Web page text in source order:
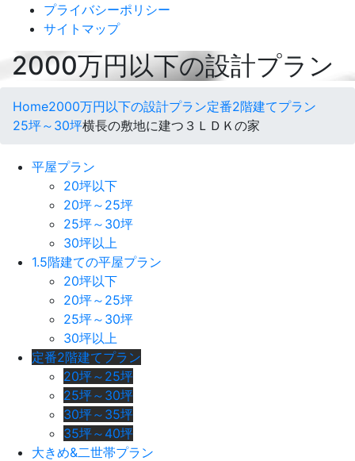
プライバシーポリシー
サイトマップ
2000万円以下の設計プラン
Home2000万円以下の設計プラン定番2階建てプラン
25坪～30坪横長の敷地に建つ３ＬＤＫの家
平屋プラン
20坪以下
20坪～25坪
25坪～30坪
30坪以上
1.5階建ての平屋プラン
20坪以下
20坪～25坪
25坪～30坪
30坪以上
定番2階建てプラン
20坪～25坪
25坪～30坪
30坪～35坪
35坪～40坪
大きめ&二世帯プラン